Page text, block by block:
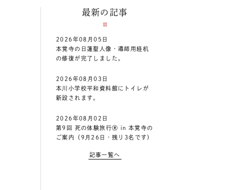
最新の記事
2026年08月05日
本覚寺の日蓮聖人像・導師用経机
の修復が完了しました。
2026年08月03日
本川小学校平和資料館にトイレが
新設されます。
2026年08月02日
第9回 死の体験旅行Ⓡ in 本覚寺の
ご案内（9月26日・残り3名です）
記事一覧へ